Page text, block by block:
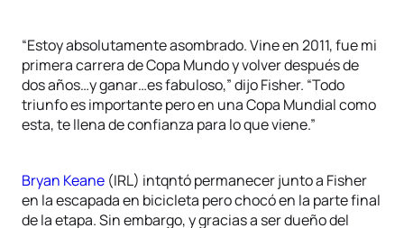
“Estoy absolutamente asombrado. Vine en 2011, fue mi
primera carrera de Copa Mundo y volver después de
dos años…y ganar…es fabuloso,” dijo Fisher. “Todo
triunfo es importante pero en una Copa Mundial como
esta, te llena de confianza para lo que viene.”
Bryan Keane (IRL) intqntó permanecer junto a Fisher
en la escapada en bicicleta pero chocó en la parte final
de la etapa. Sin embargo, y gracias a ser dueño del